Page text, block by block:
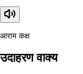
आराम कक्ष
उदाहरण वाक्य